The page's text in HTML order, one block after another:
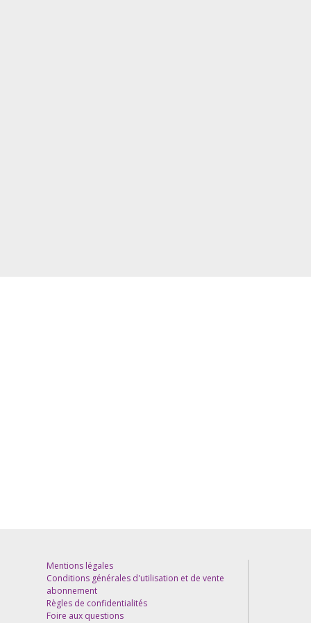
Mentions légales
Conditions générales d'utilisation et de vente
abonnement
Règles de confidentialités
Foire aux questions